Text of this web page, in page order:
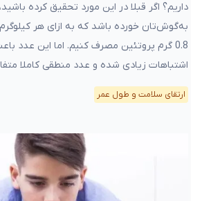
داریم؟ اگر قبلا در این مورد تحقیق کرده
به‌گوش‌تان خورده باشد که به ازای هر
0.8 گرم پروتئین مصرف کنیم. اما این عدد
اشتباهات زیادی شده و عدد منطقی کاملا
ارتقای سلامت و طول عمر